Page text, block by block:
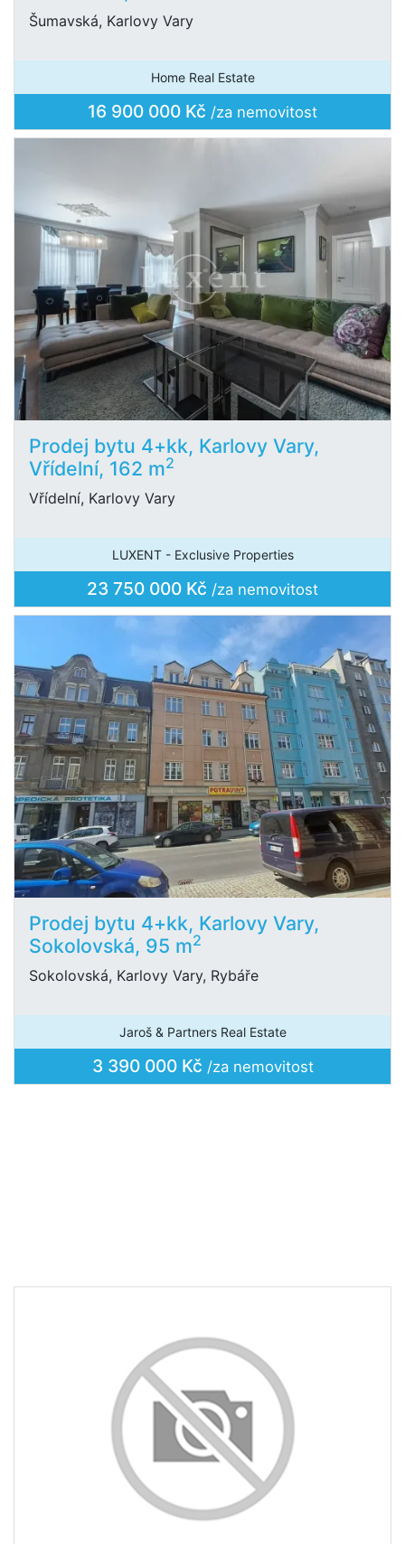
Šumavská, Karlovy Vary
Home Real Estate
16 900 000 Kč /za nemovitost
Prodej bytu 4+kk, Karlovy Vary,
Vřídelní, 162 m2
Vřídelní, Karlovy Vary
LUXENT - Exclusive Properties
23 750 000 Kč /za nemovitost
Prodej bytu 4+kk, Karlovy Vary,
Sokolovská, 95 m2
Sokolovská, Karlovy Vary, Rybáře
Jaroš & Partners Real Estate
3 390 000 Kč /za nemovitost